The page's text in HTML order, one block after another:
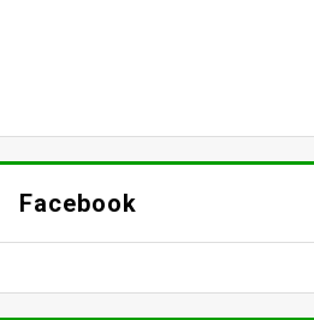
Facebook